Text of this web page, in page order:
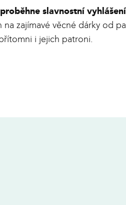
slavnostní
zajímavé věcné dárky od
i jejich patroni.